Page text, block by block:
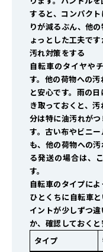
すると、コンパク
りが減るぶん、他
ょっとした工夫です
汚れ対策をする
自転車のタイヤや
す。他の荷物への
と安心です。雨の
き取っておくと、
分は特に油汚れが
す。古い布やビニ
も、他の荷物への
る発送の場合は、
す。
自転車のタイプに
ひとくちに自転車
イントが少しずつ
か、確認しておくと
タイプ